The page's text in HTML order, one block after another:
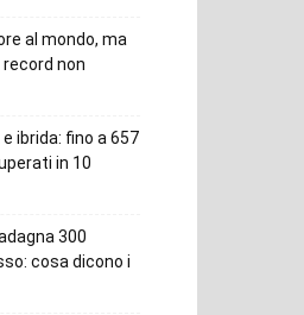
al mondo, ma
non
ibrida: fino a 657
in 10
300
cosa dicono i